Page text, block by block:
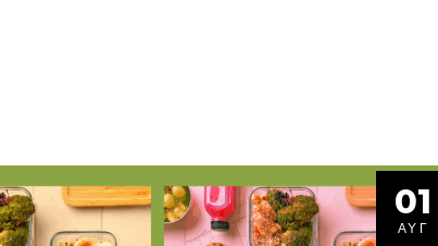
01
ΑΥΓ